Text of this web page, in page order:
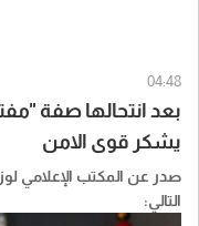
04:48
بعد انتحالها صفة
يشكر قوى الامن
صدر عن المكتب الإعلامي
التالي: